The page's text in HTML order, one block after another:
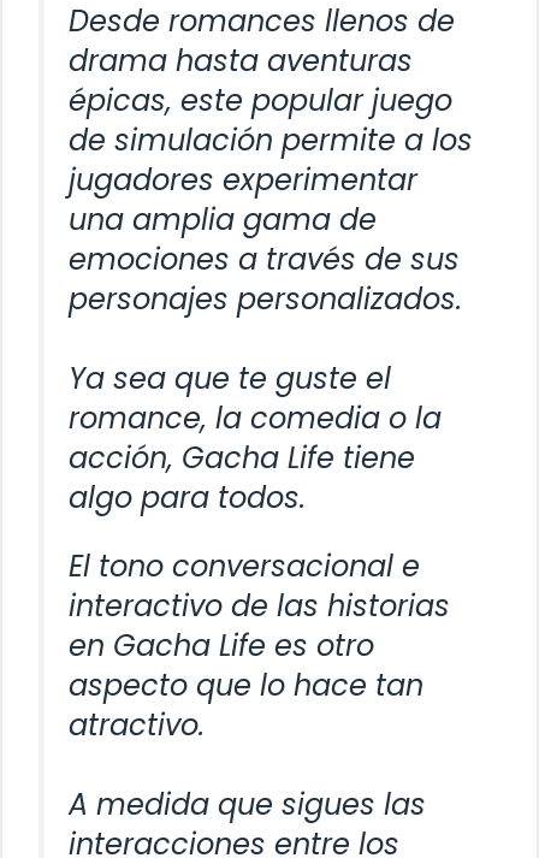
Desde romances llenos de
drama hasta aventuras
épicas, este popular juego
de simulación permite a los
jugadores experimentar
una amplia gama de
emociones a través de sus
personajes personalizados.
Ya sea que te guste el
romance, la comedia o la
acción, Gacha Life tiene
algo para todos.
El tono conversacional e
interactivo de las historias
en Gacha Life es otro
aspecto que lo hace tan
atractivo.
A medida que sigues las
interacciones entre los